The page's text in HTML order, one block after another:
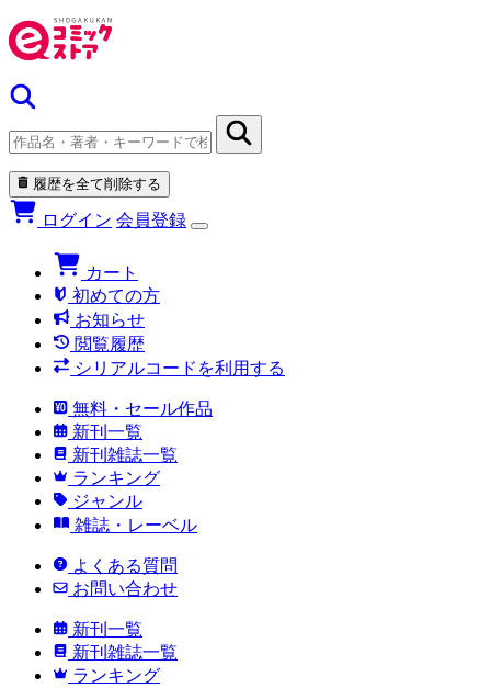
履歴を全て削除する
ログイン 会員登録
カート
初めての方
お知らせ
閲覧履歴
シリアルコードを利用する
無料・セール作品
新刊一覧
新刊雑誌一覧
ランキング
ジャンル
雑誌・レーベル
よくある質問
お問い合わせ
新刊一覧
新刊雑誌一覧
ランキング